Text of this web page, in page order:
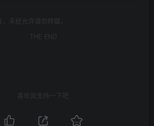
未经允许请勿转载。
THE END
喜欢就支持一下吧